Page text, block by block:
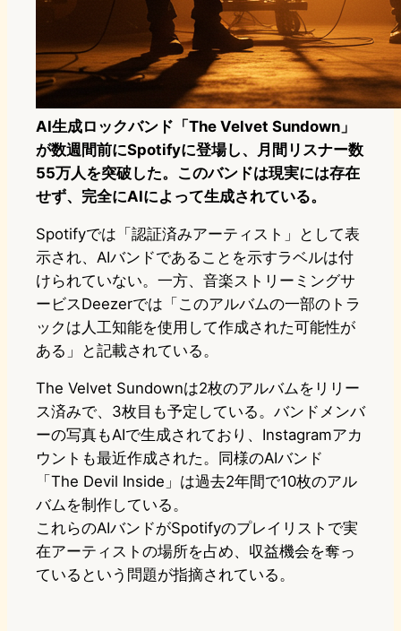
AI生成ロックバンド「The Velvet Sundown」
が数週間前にSpotifyに登場し、月間リスナー数
55万人を突破した。このバンドは現実には存在
せず、完全にAIによって生成されている。
Spotifyでは「認証済みアーティスト」として表
示され、AIバンドであることを示すラベルは付
けられていない。一方、音楽ストリーミングサ
ービスDeezerでは「このアルバムの一部のトラ
ックは人工知能を使用して作成された可能性が
ある」と記載されている。
The Velvet Sundownは2枚のアルバムをリリー
ス済みで、3枚目も予定している。バンドメンバ
ーの写真もAIで生成されており、Instagramアカ
ウントも最近作成された。同様のAIバンド
「The Devil Inside」は過去2年間で10枚のアル
バムを制作している。
これらのAIバンドがSpotifyのプレイリストで実
在アーティストの場所を占め、収益機会を奪っ
ているという問題が指摘されている。